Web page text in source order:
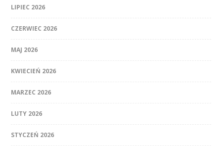
LIPIEC 2026
CZERWIEC 2026
MAJ 2026
KWIECIEŃ 2026
MARZEC 2026
LUTY 2026
STYCZEŃ 2026